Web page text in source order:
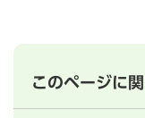
このページに